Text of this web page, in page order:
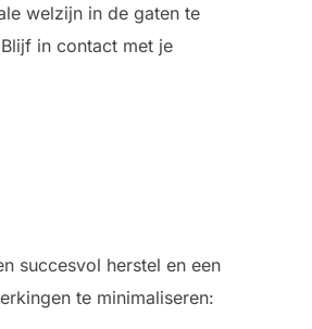
welzijn in de gaten te
in contact met je
succesvol herstel en een
te minimaliseren: